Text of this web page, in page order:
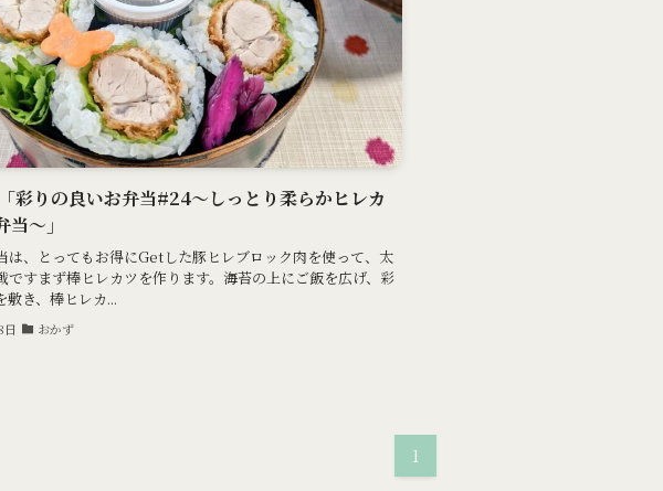
彩りの良いお弁当#24～しっとり柔らかヒレカ
～」
は、とってもお得にGetした豚ヒレブロック肉を使って、太
ですまず棒ヒレカツを作ります。海苔の上にご飯を広げ、彩
敷き、棒ヒレカ...
おかず
1